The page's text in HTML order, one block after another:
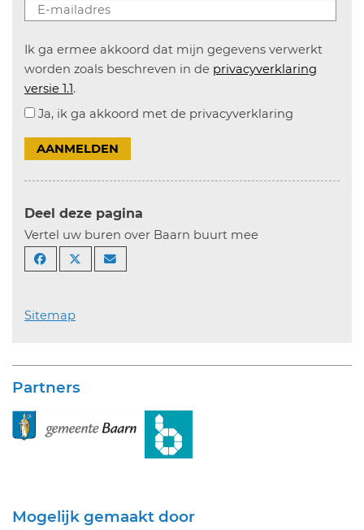
Ik ga ermee akkoord dat mijn gegevens verwerkt
worden zoals beschreven in de privacyverklaring
versie 1.1.
Ja, ik ga akkoord met de privacyverklaring
AANMELDEN
Deel deze pagina
Vertel uw buren over Baarn buurt mee
Sitemap
Partners
Mogelijk gemaakt door